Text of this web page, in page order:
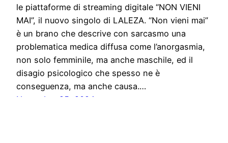
le piattaforme di streaming digitale “NON VIENI
MAI”, il nuovo singolo di LALEZA. “Non vieni mai”
è un brano che descrive con sarcasmo una
problematica medica diffusa come l’anorgasmia,
non solo femminile, ma anche maschile, ed il
disagio psicologico che spesso ne è
conseguenza, ma anche causa.…
November 25, 2024